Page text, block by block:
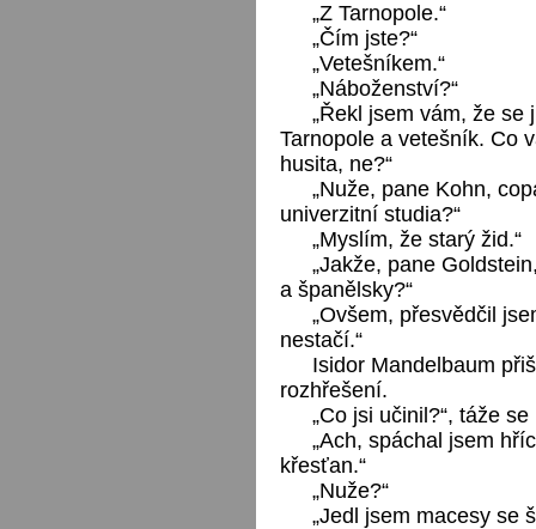
„Z Tarnopole.“
„Čím jste?“
„Vetešníkem.“
„Náboženství?“
„Řekl jsem vám, že se
Tarnopole a vetešník. Co
husita, ne?“
„Nuže, pane Kohn,
univerzitní studia?“
„Myslím, že starý žid.“
„Jakže, pane
a španělsky?“
„Ovšem, přesvědčil
nestačí.“
Isidor Mandelbaum
rozhřešení.
„Co jsi učinil?“, táže
„Ach, spáchal jsem
křesťan.“
„Nuže?“
„Jedl jsem macesy se